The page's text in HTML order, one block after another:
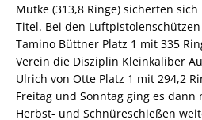
Mutke (313,8 Ringe) sicherten
Titel. Bei den
Tamino Büttner Platz 1 mit 335
Verein die Disziplin Kleinkaliber
Ulrich von Otte Platz 1 mit 294,2
Freitag und Sonntag ging es
Herbst- und Schnüreschießen